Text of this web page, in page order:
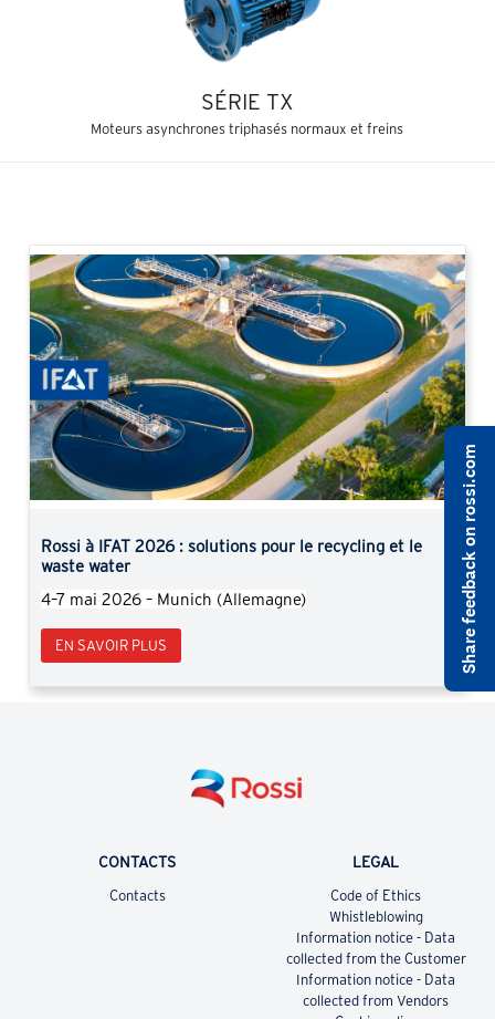
SÉRIE TX
Moteurs asynchrones triphasés normaux et freins
Rossi à IFAT 2026 : solutions pour le recycling et le
waste water
4–7 mai 2026 – Munich (Allemagne)
EN SAVOIR PLUS
Previous Next
CONTACTS
Contacts
LEGAL
Code of Ethics
Whistleblowing
Information notice - Data
collected from the Customer
Information notice - Data
collected from Vendors
Share feedback on rossi.com